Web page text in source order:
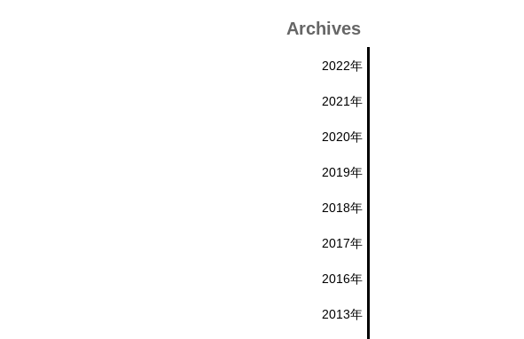
Archives
2022年
2021年
2020年
2019年
2018年
2017年
2016年
2013年